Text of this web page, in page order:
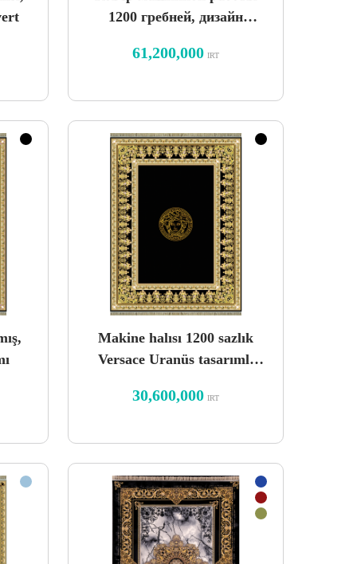
1200 гребней, дизайн
61,200,000 IRT
Makine halısı 1200 sazlık
Versace Uranüs tasarımlı
30,600,000 IRT